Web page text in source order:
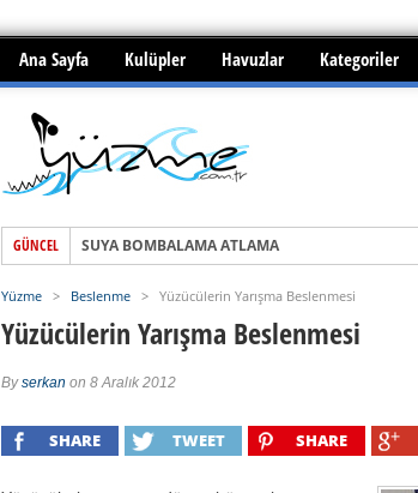
Ana Sayfa Kulüpler Havuzlar Kategoriler
GÜNCEL
Yüzme ile menisküs yırtığı tedavi edilebilir mi?
Yüzme > Beslenme > Yüzücülerin Yarışma Beslenmesi
Yüzücülerin Yarışma Beslenmesi
Byserkan on 8 Aralık 2012
SHARE TWEET SHARE